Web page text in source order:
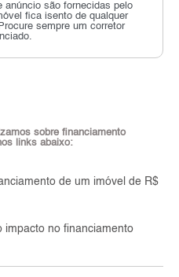
anúncio são fornecidas pelo
fica isento de qualquer
sempre um corretor
sobre financiamento
links abaixo:
de um imóvel de R$
impacto no financiamento